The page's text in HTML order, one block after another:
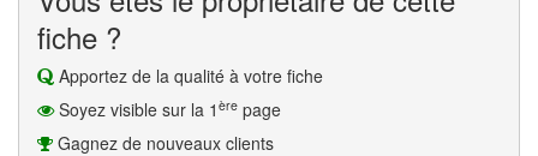
fiche ?
Apportez de la qualité à votre fiche
Soyez visible sur la 1 ère page
Gagnez de nouveaux clients